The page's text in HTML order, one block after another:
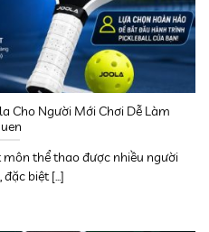
Cho Người Mới Chơi Dễ Làm
thể thao được nhiều người
biệt [...]